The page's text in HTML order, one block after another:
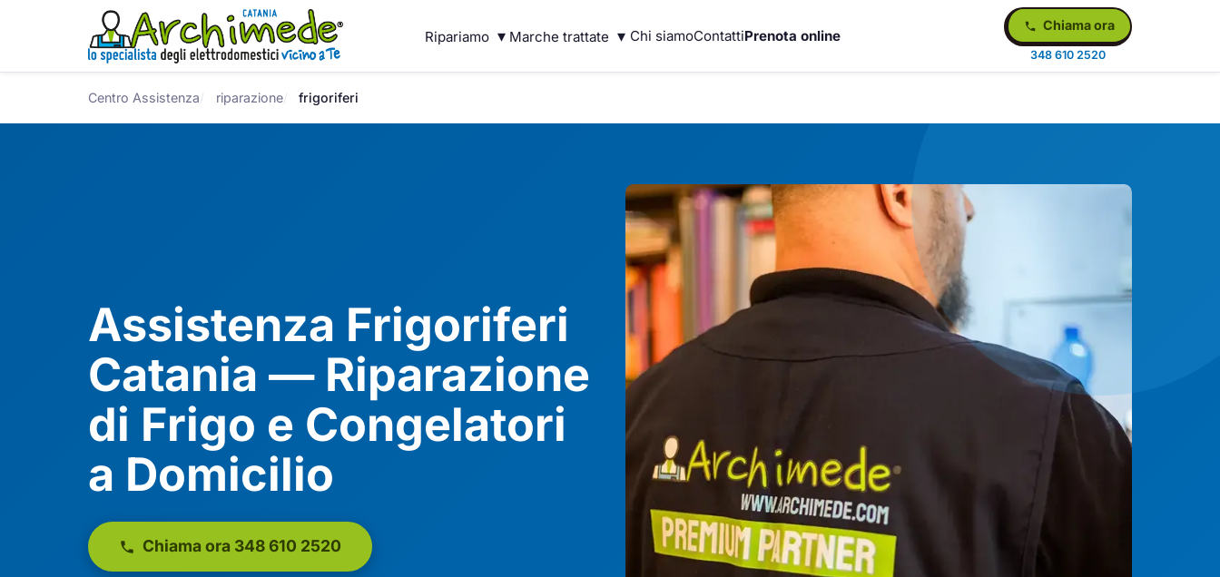
Ripariamo ▾ Marche trattate ▾ Chi siamoContattiPrenota online
Chiama ora
348 610 2520
Centro Assistenza riparazione frigoriferi
Assistenza Frigoriferi
Catania — Riparazione
di Frigo e Congelatori
a Domicilio
Chiama ora 348 610 2520